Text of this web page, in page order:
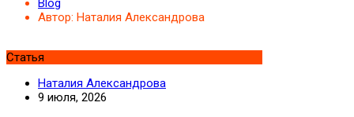
Blog
Автор: Наталия Александрова
Статья
Наталия Александрова
9 июля, 2026